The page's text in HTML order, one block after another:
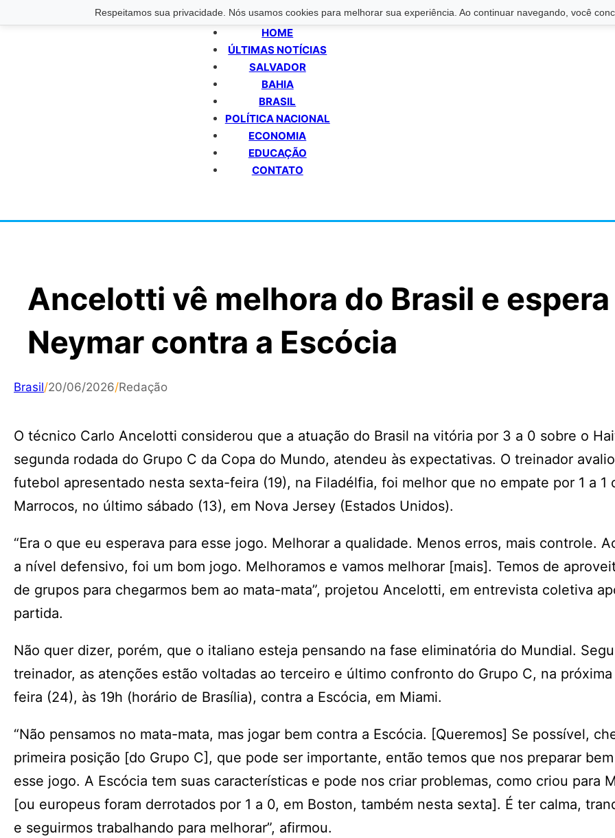
Respeitamos sua privacidade. Nós usamos cookies para melhorar sua experiência. Ao continuar navegando, você
HOME
ÚLTIMAS NOTÍCIAS
SALVADOR
BAHIA
BRASIL
POLÍTICA NACIONAL
ECONOMIA
EDUCAÇÃO
CONTATO
Ancelotti vê melhora do Brasil e
Neymar contra a Escócia
Brasil/20/06/2026/Redação
O técnico Carlo Ancelotti considerou que a atuação do Brasil na vitória por 3 a 0 sobre o
segunda rodada do Grupo C da Copa do Mundo, atendeu às expectativas. O treinador
futebol apresentado nesta sexta-feira (19), na Filadélfia, foi melhor que no empate por 1 a 1
Marrocos, no último sábado (13), em Nova Jersey (Estados Unidos).
“Era o que eu esperava para esse jogo. Melhorar a qualidade. Menos erros, mais controle.
a nível defensivo, foi um bom jogo. Melhoramos e vamos melhorar [mais]. Temos de
de grupos para chegarmos bem ao mata-mata”, projetou Ancelotti, em entrevista coletiva
partida.
Não quer dizer, porém, que o italiano esteja pensando na fase eliminatória do Mundial.
treinador, as atenções estão voltadas ao terceiro e último confronto do Grupo C, na
feira (24), às 19h (horário de Brasília), contra a Escócia, em Miami.
“Não pensamos no mata-mata, mas jogar bem contra a Escócia. [Queremos] Se possível,
primeira posição [do Grupo C], que pode ser importante, então temos que nos preparar
esse jogo. A Escócia tem suas características e pode nos criar problemas, como criou para
[ou europeus foram derrotados por 1 a 0, em Boston, também nesta sexta]. É ter calma,
e seguirmos trabalhando para melhorar”, afirmou.